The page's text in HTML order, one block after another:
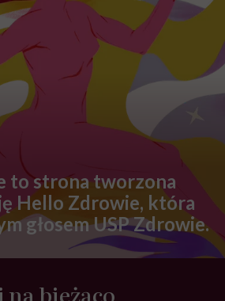
to strona tworzona
Hello Zdrowie, która
głosem USP Zdrowie.
na bieżąco